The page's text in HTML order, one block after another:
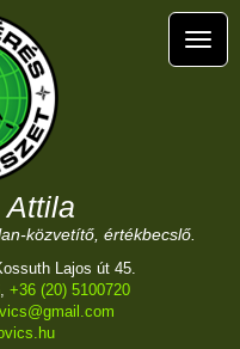
Attila
közvetítő, értékbecslő.
Lajos út 45.
, +36 (20) 5100720